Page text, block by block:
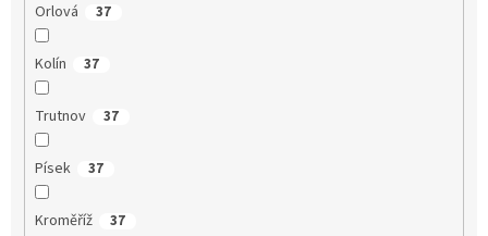
Orlová 37
Kolín 37
Trutnov 37
Písek 37
Kroměříž 37